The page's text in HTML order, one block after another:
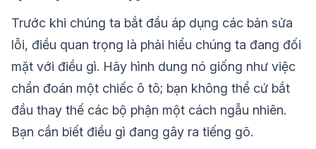
Trước khi chúng ta bắt đầu áp dụng các bản sửa
lỗi, điều quan trọng là phải hiểu chúng ta đang đối
mặt với điều gì. Hãy hình dung nó giống như việc
chẩn đoán một chiếc ô tô; bạn không thể cứ bắt
đầu thay thế các bộ phận một cách ngẫu nhiên.
Bạn cần biết điều gì đang gây ra tiếng gõ.